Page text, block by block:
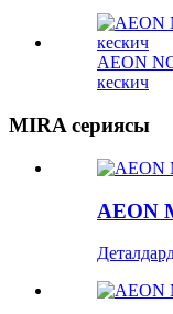
AEON
кескич
MIRA сериясы
AEON